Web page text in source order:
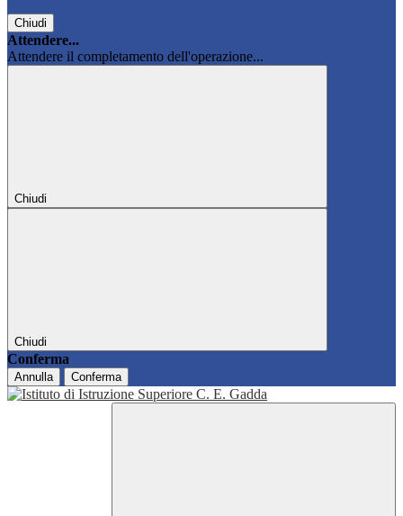
Chiudi
Attendere...
Attendere il completamento dell'operazione...
Chiudi
Chiudi
Conferma
Annulla Conferma